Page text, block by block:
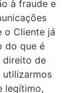
à fraude e
o Cliente já
do que é
direito de
utilizarmos
legítimo,